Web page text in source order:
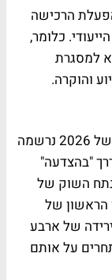
כי הפעלת הרכישה
כלומר,
למסגרת
והוקרה.
לפי נתוני שופ אנליטיקס, ברבעון הראשון של 2026 נרשמה
דרך "בהצדעה"
2025. במקביל, נתח השוק של
ירד ל-6% ברבעון הראשון של
10% בשנים 2024 ו-2025. ירידה של ארבע
על אותם